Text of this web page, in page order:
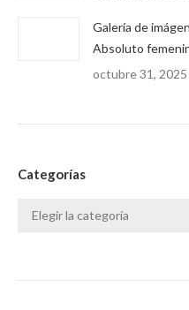
Galería de
Absoluto
octubre 31, 2025
Categorías
Categorías